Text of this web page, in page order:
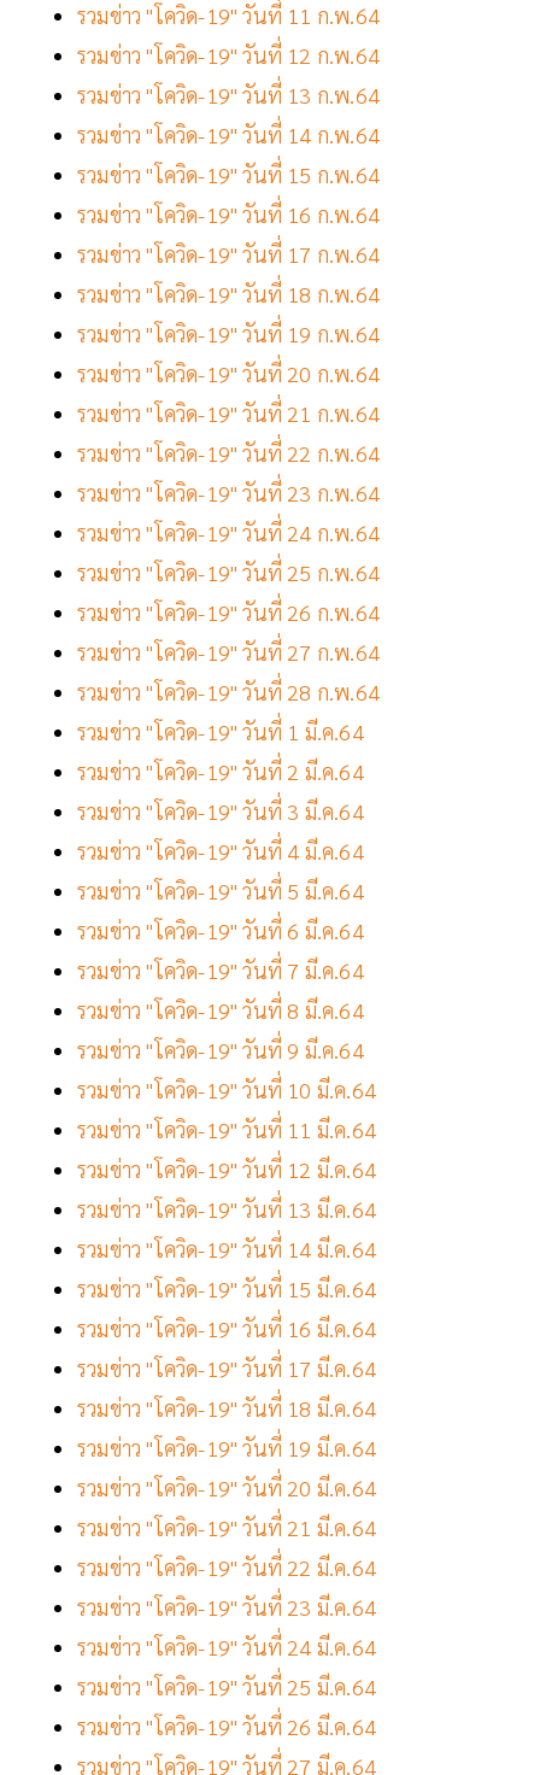
รวมข่าว "โควิด-19" วันที่ 11 ก.พ.64
รวมข่าว "โควิด-19" วันที่ 12 ก.พ.64
รวมข่าว "โควิด-19" วันที่ 13 ก.พ.64
รวมข่าว "โควิด-19" วันที่ 14 ก.พ.64
รวมข่าว "โควิด-19" วันที่ 15 ก.พ.64
รวมข่าว "โควิด-19" วันที่ 16 ก.พ.64
รวมข่าว "โควิด-19" วันที่ 17 ก.พ.64
รวมข่าว "โควิด-19" วันที่ 18 ก.พ.64
รวมข่าว "โควิด-19" วันที่ 19 ก.พ.64
รวมข่าว "โควิด-19" วันที่ 20 ก.พ.64
รวมข่าว "โควิด-19" วันที่ 21 ก.พ.64
รวมข่าว "โควิด-19" วันที่ 22 ก.พ.64
รวมข่าว "โควิด-19" วันที่ 23 ก.พ.64
รวมข่าว "โควิด-19" วันที่ 24 ก.พ.64
รวมข่าว "โควิด-19" วันที่ 25 ก.พ.64
รวมข่าว "โควิด-19" วันที่ 26 ก.พ.64
รวมข่าว "โควิด-19" วันที่ 27 ก.พ.64
รวมข่าว "โควิด-19" วันที่ 28 ก.พ.64
รวมข่าว "โควิด-19" วันที่ 1 มี.ค.64
รวมข่าว "โควิด-19" วันที่ 2 มี.ค.64
รวมข่าว "โควิด-19" วันที่ 3 มี.ค.64
รวมข่าว "โควิด-19" วันที่ 4 มี.ค.64
รวมข่าว "โควิด-19" วันที่ 5 มี.ค.64
รวมข่าว "โควิด-19" วันที่ 6 มี.ค.64
รวมข่าว "โควิด-19" วันที่ 7 มี.ค.64
รวมข่าว "โควิด-19" วันที่ 8 มี.ค.64
รวมข่าว "โควิด-19" วันที่ 9 มี.ค.64
รวมข่าว "โควิด-19" วันที่ 10 มี.ค.64
รวมข่าว "โควิด-19" วันที่ 11 มี.ค.64
รวมข่าว "โควิด-19" วันที่ 12 มี.ค.64
รวมข่าว "โควิด-19" วันที่ 13 มี.ค.64
รวมข่าว "โควิด-19" วันที่ 14 มี.ค.64
รวมข่าว "โควิด-19" วันที่ 15 มี.ค.64
รวมข่าว "โควิด-19" วันที่ 16 มี.ค.64
รวมข่าว "โควิด-19" วันที่ 17 มี.ค.64
รวมข่าว "โควิด-19" วันที่ 18 มี.ค.64
รวมข่าว "โควิด-19" วันที่ 19 มี.ค.64
รวมข่าว "โควิด-19" วันที่ 20 มี.ค.64
รวมข่าว "โควิด-19" วันที่ 21 มี.ค.64
รวมข่าว "โควิด-19" วันที่ 22 มี.ค.64
รวมข่าว "โควิด-19" วันที่ 23 มี.ค.64
รวมข่าว "โควิด-19" วันที่ 24 มี.ค.64
รวมข่าว "โควิด-19" วันที่ 25 มี.ค.64
รวมข่าว "โควิด-19" วันที่ 26 มี.ค.64
รวมข่าว "โควิด-19" วันที่ 27 มี.ค.64